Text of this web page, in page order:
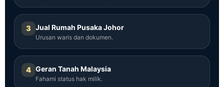
3 Jual Rumah Pusaka Johor
Urusan waris dan dokumen.
4 Geran Tanah Malaysia
Fahami status hak milik.